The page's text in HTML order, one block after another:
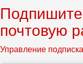
почтовую
Управление